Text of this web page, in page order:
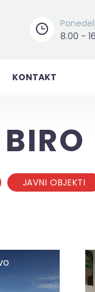


8.00 -
KONTAKT
JAVNI OBJEKTI
A